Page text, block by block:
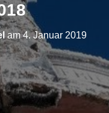
am4. Januar 2019